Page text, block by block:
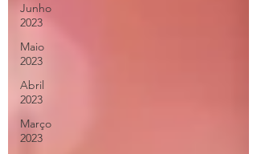
Junho
2023
Maio
2023
Abril
2023
Março
2023